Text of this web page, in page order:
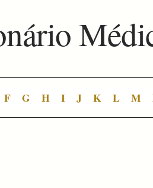
F G H I J K L M